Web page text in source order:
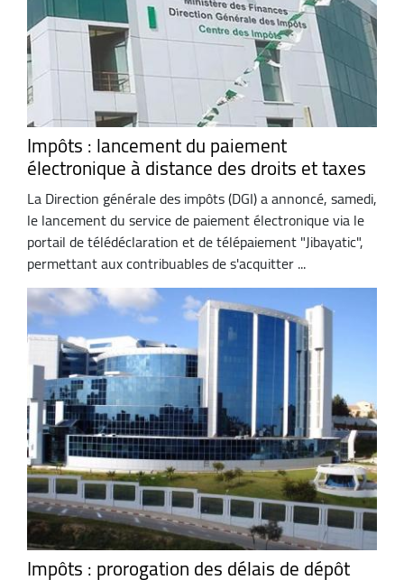
Impôts : lancement du paiement
électronique à distance des droits et taxes
La Direction générale des impôts (DGI) a annoncé, samedi,
le lancement du service de paiement électronique via le
portail de télédéclaration et de télépaiement "Jibayatic",
permettant aux contribuables de s'acquitter ...
Impôts : prorogation des délais de dépôt